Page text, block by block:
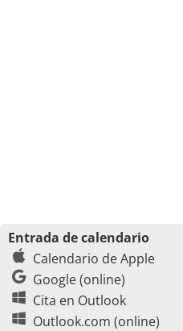
Entrada de calendario
Calendario de Apple
Google (online)
Cita en Outlook
Outlook.com (online)